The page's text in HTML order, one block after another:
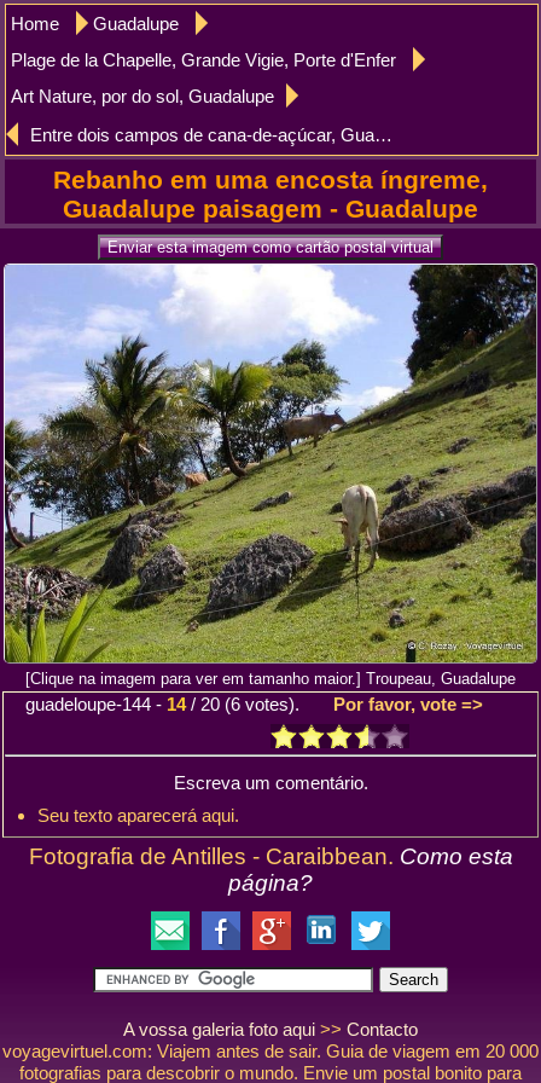
Home
Guadalupe
Plage de la Chapelle, Grande Vigie, Porte d'Enfer
Art Nature, por do sol, Guadalupe
Entre dois campos de cana-de-açúcar, Guadalupe
Rebanho em uma encosta íngreme,
Guadalupe paisagem - Guadalupe
[Clique na imagem para ver em tamanho maior.] Troupeau, Guadalupe
guadeloupe-144 - 14/ 20 (6 votes). Por favor, vote =>
Escreva um comentário.
Seu texto aparecerá aqui.
Fotografia de Antilles - Caraibbean. Como esta
página?
A vossa galeria foto aqui >> Contacto
voyagevirtuel.com: Viajem antes de sair. Guia de viagem em 20 000
fotografias para descobrir o mundo. Envie um postal bonito para